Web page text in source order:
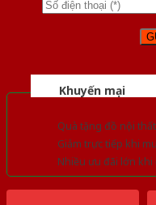
Khuyến mại
Quà tặng đồ nội
Giảm trực tiếp khi
Nhiều ưu đãi lớn